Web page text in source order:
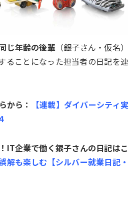
じ年齢の後輩 （銀子さん・仮名）
ることになった担当者の日記を連
から：
【連載】ダイバーシティ実
IT企業で働く銀子さんの日記はこ
解も楽しむ【シルバー就業日記・